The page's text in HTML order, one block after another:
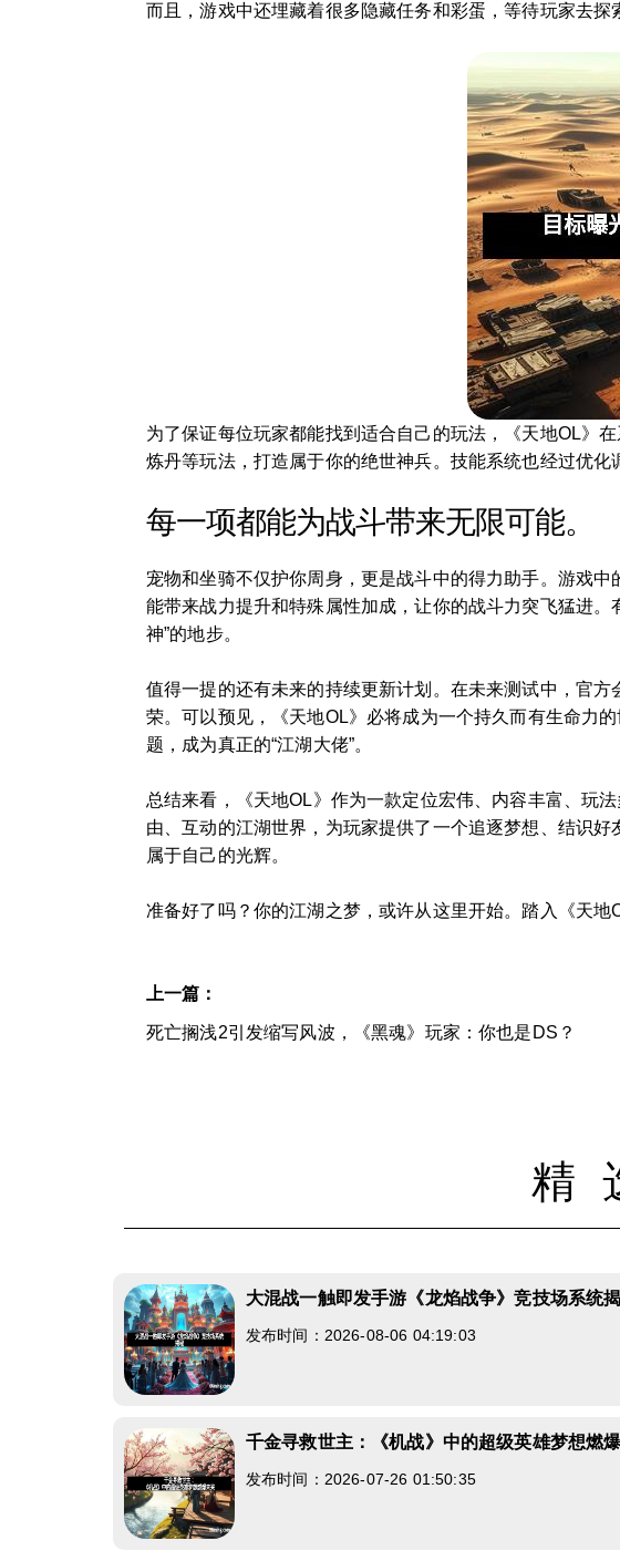
而且，游戏中还埋藏着很多隐藏任务和彩蛋，等待玩家去探
为了保证每位玩家都能找到适合自己的玩法，《天地OL》
炼丹等玩法，打造属于你的绝世神兵。技能系统也经过优
每一项都能为战斗带来无限可能。
宠物和坐骑不仅护你周身，更是战斗中的得力助手。游戏
能带来战力提升和特殊属性加成，让你的战斗力突飞猛进
神”的地步。
值得一提的还有未来的持续更新计划。在未来测试中，官
荣。可以预见，《天地OL》必将成为一个持久而有生命力
题，成为真正的“江湖大佬”。
总结来看，《天地OL》作为一款定位宏伟、内容丰富、玩
由、互动的江湖世界，为玩家提供了一个追逐梦想、结识
属于自己的光辉。
准备好了吗？你的江湖之梦，或许从这里开始。踏入《天地
上一篇：
死亡搁浅2引发缩写风波，《黑魂》玩家：你也是DS？
精
大混战一触即发手游《龙焰战争》竞技场系统
发布时间：2026-08-06 04:19:03
千金寻救世主：《机战》中的超级英雄梦想燃
发布时间：2026-07-26 01:50:35